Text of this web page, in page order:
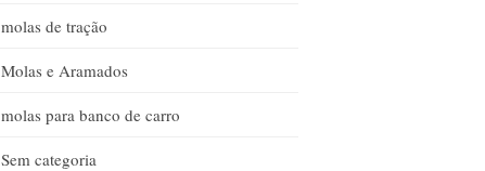
molas de tração
Molas e Aramados
molas para banco de carro
Sem categoria